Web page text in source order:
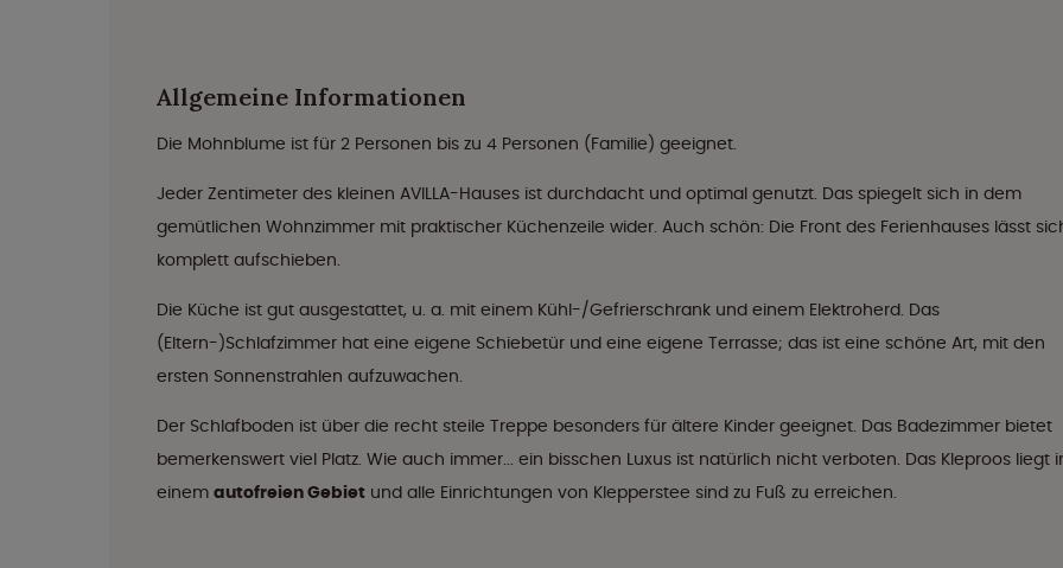
Allgemeine Informationen
Die Mohnblume ist für 2 Personen bis zu 4 Personen (Familie) geeignet.
Jeder Zentimeter des kleinen AVILLA-Hauses ist durchdacht und optimal genutzt. Das spiegelt sich in dem
gemütlichen Wohnzimmer mit praktischer Küchenzeile wider. Auch schön: Die Front des Ferienhauses lässt
komplett aufschieben.
Die Küche ist gut ausgestattet, u. a. mit einem Kühl-/Gefrierschrank und einem Elektroherd. Das
(Eltern-)Schlafzimmer hat eine eigene Schiebetür und eine eigene Terrasse; das ist eine schöne Art, mit den
ersten Sonnenstrahlen aufzuwachen.
Der Schlafboden ist über die recht steile Treppe besonders für ältere Kinder geeignet. Das Badezimmer bietet
bemerkenswert viel Platz. Wie auch immer... ein bisschen Luxus ist natürlich nicht verboten. Das Kleproos liegt
einem autofreien Gebiet und alle Einrichtungen von Klepperstee sind zu Fuß zu erreichen.